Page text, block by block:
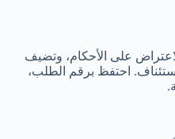
على الأحكام، وتضيف
احتفظ برقم الطلب،